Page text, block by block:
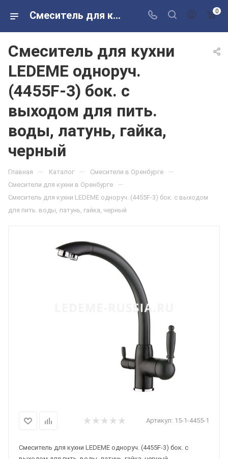
Смеситель для кухни LEDEME одноруч. (4455F-3) бок. с выходом для пить. воды, латунь, гайка, черный в розничных магазинах Сантехторг 0
Смеситель для кухни
LEDEME одноруч.
(4455F-3) бок. с
выходом для пить.
воды, латунь, гайка,
черный
Главная — Каталог — Смесители в Оренбурге —
Смесители для кухни в Оренбурге —
Смеситель для кухни LEDEME одноруч. (4455F-3) бок. с выходом
для пить. воды, латунь, гайка, черный
Артикул: 15-1-4455-1
Смеситель для кухни LEDEME одноруч. (4455F-3) бок. с